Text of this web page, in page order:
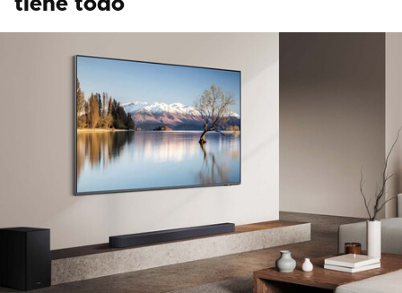
tiene todo